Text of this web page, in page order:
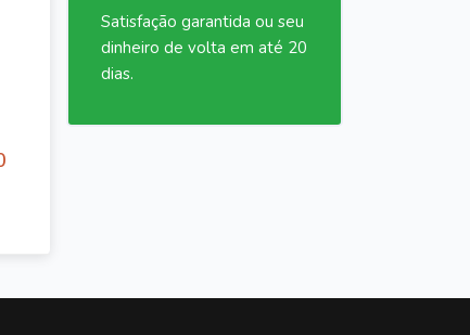
Satisfação garantida ou seu
dinheiro de volta em até 20
dias.